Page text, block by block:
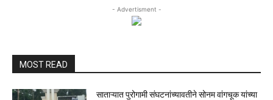
- Advertisment -
MOST READ
साताऱ्यात पुरोगामी संघटनांच्यावतीने सोनम वांगचूक यांच्या